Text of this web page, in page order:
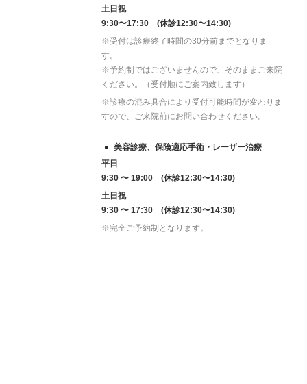
土日祝
9:30〜17:30 (休診12:30〜14:30)
※受付は診療終了時間の30分前までとなりま
す。
※予約制ではございませんので、そのままご来院
ください。（受付順にご案内致します）
※診療の混み具合により受付可能時間が変わりま
すので、ご来院前にお問い合わせください。
美容診療、保険適応手術・レーザー治療
平日
9:30 〜 19:00 (休診12:30〜14:30)
土日祝
9:30 〜 17:30 (休診12:30〜14:30)
※完全ご予約制となります。